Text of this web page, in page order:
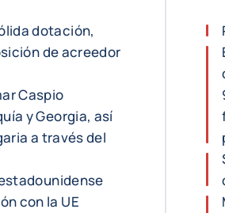
dotación,
de acreedor
Caspio
y Georgia, así
a través del
con la UE